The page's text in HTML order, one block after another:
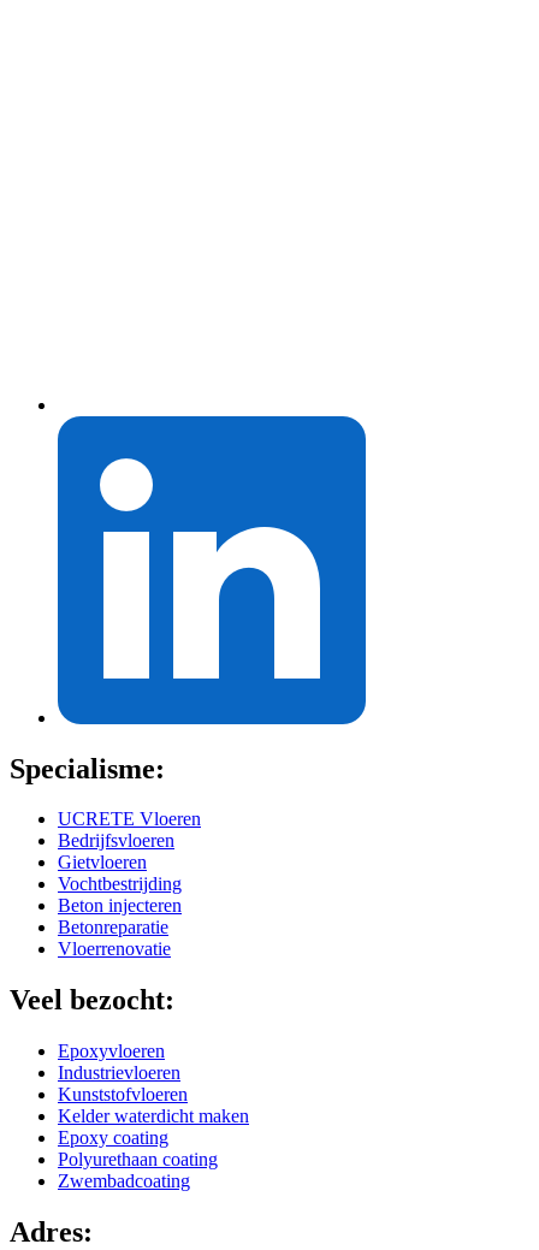
Specialisme:
UCRETE Vloeren
Bedrijfsvloeren
Gietvloeren
Vochtbestrijding
Beton injecteren
Betonreparatie
Vloerrenovatie
Veel bezocht:
Epoxyvloeren
Industrievloeren
Kunststofvloeren
Kelder waterdicht maken
Epoxy coating
Polyurethaan coating
Zwembadcoating
Adres: